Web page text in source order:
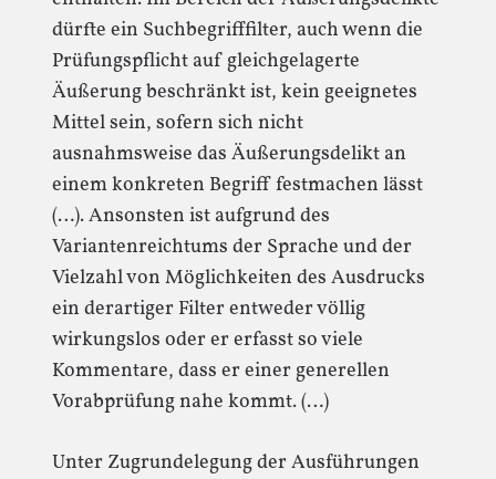
dürfte ein Suchbegrifffilter, auch wenn die
Prüfungspflicht auf gleichgelagerte
Äußerung beschränkt ist, kein geeignetes
Mittel sein, sofern sich nicht
ausnahmsweise das Äußerungsdelikt an
einem konkreten Begriff festmachen lässt
(…). Ansonsten ist aufgrund des
Variantenreichtums der Sprache und der
Vielzahl von Möglichkeiten des Ausdrucks
ein derartiger Filter entweder völlig
wirkungslos oder er erfasst so viele
Kommentare, dass er einer generellen
Vorabprüfung nahe kommt. (…)
Unter Zugrundelegung der Ausführungen